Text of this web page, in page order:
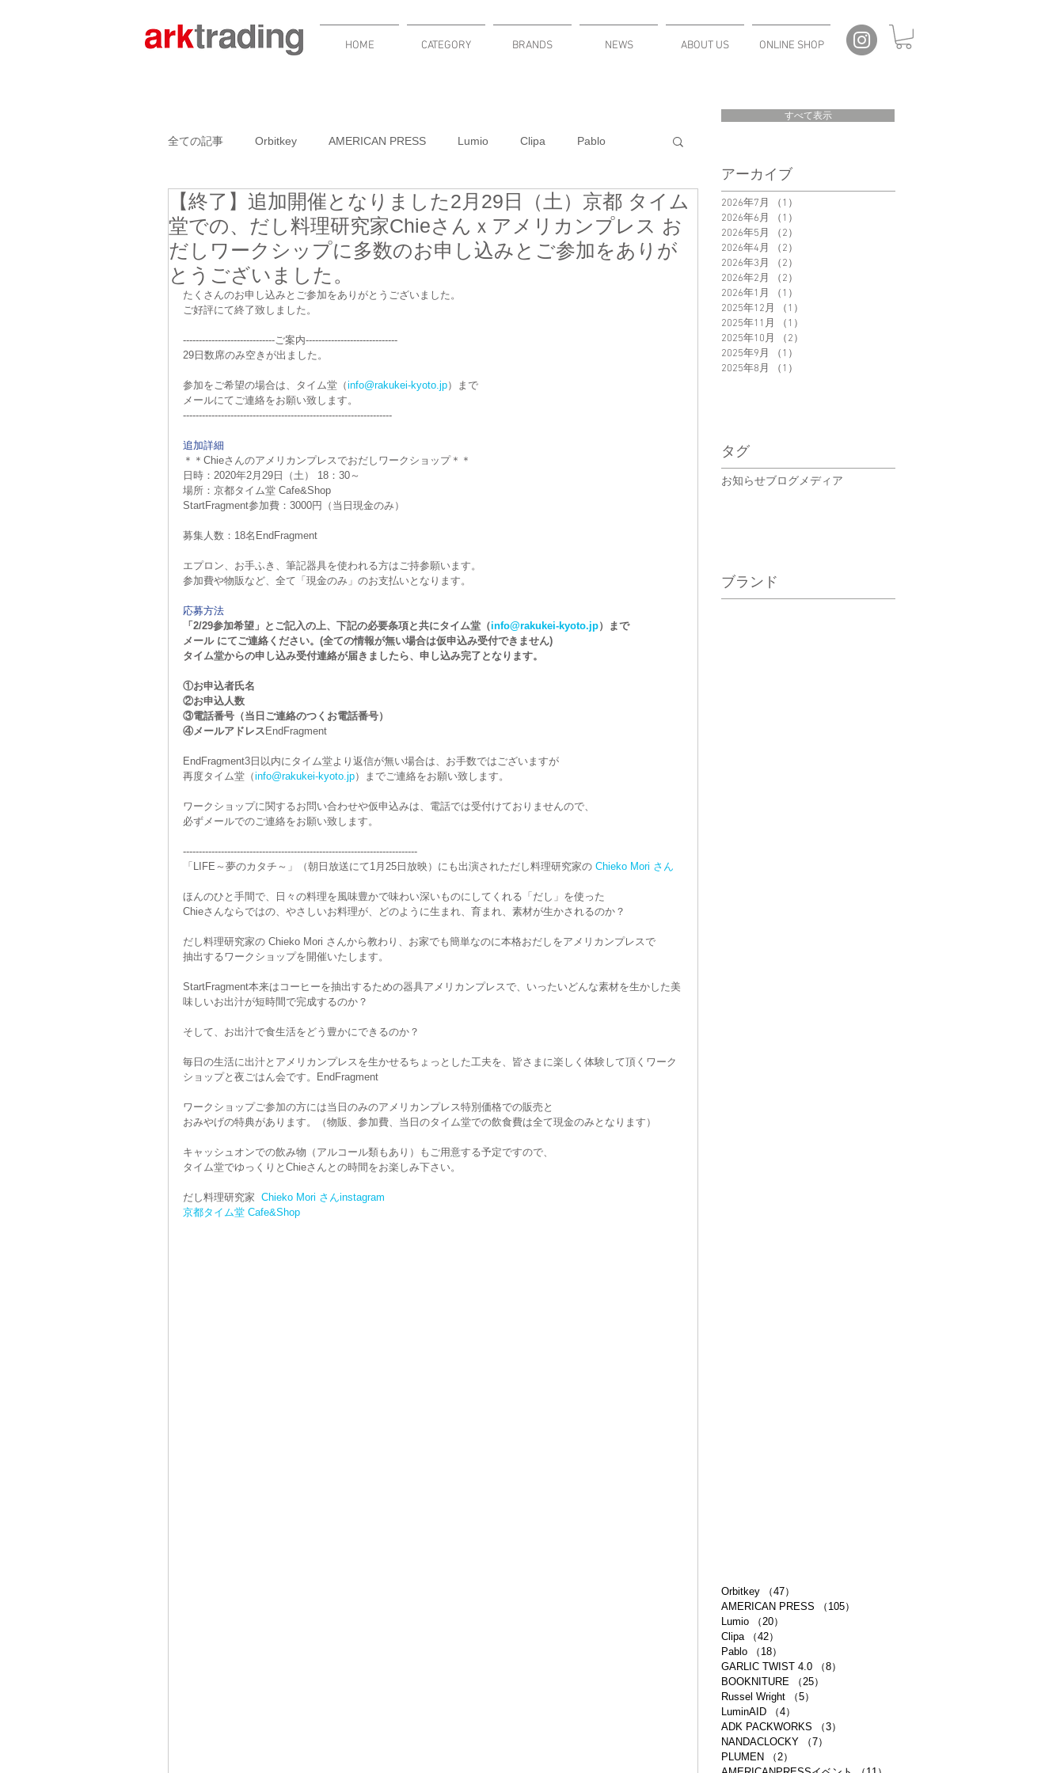
HOME CATEGORY BRANDS NEWS ABOUT US ONLINE SHOP
全ての記事 Orbitkey AMERICAN PRESS Lumio Clipa Pablo
GARLIC TWIST 4.0 BOOKNITURE Russel Wright LuminAID
ADK PACKWORKS
Twist Together Freaker イベント
【終了】追加開催となりました2月29日（土）京都 タイム
堂での、だし料理研究家Chieさんｘアメリカンプレス お
だしワークシップに多数のお申し込みとご参加をありが
とうございました。
たくさんのお申し込みとご参加をありがとうございました。
ご好評にて終了致しました。
-----------------------------ご案内-----------------------------
29日数席のみ空きが出ました。
参加をご希望の場合は、タイム堂（info@rakukei-kyoto.jp）まで
メールにてご連絡をお願い致します。
------------------------------------------------------------------
追加詳細
＊＊Chieさんのアメリカンプレスでおだしワークショップ＊＊
日時：2020年2月29日（土） 18：30～
場所：京都タイム堂 Cafe&Shop
StartFragment参加費：3000円（当日現金のみ）
募集人数：18名EndFragment
エプロン、お手ふき、筆記器具を使われる方はご持参願います。
参加費や物販など、全て「現金のみ」のお支払いとなります。
応募方法
「2/29参加希望」とご記入の上、下記の必要条項と共にタイム堂（info@rakukei-kyoto.jp）まで
メール にてご連絡ください。(全ての情報が無い場合は仮申込み受付できません)
タイム堂からの申し込み受付連絡が届きましたら、申し込み完了となります。
①お申込者氏名
②お申込人数
③電話番号（当日ご連絡のつくお電話番号）
④メールアドレス EndFragment
EndFragment3日以内にタイム堂より返信が無い場合は、お手数ではございますが
再度タイム堂（info@rakukei-kyoto.jp）までご連絡をお願い致します。
ワークショップに関するお問い合わせや仮申込みは、電話では受付けておりませんので、
必ずメールでのご連絡をお願い致します。
--------------------------------------------------------------------------
「LIFE～夢のカタチ～」（朝日放送にて1月25日放映）にも出演されただし料理研究家の Chieko Mori さん
ほんのひと手間で、日々の料理を風味豊かで味わい深いものにしてくれる「だし」を使った
Chieさんならではの、やさしいお料理が、どのように生まれ、育まれ、素材が生かされるのか？
だし料理研究家の Chieko Mori さんから教わり、お家でも簡単なのに本格おだしをアメリカンプレスで
抽出するワークショップを開催いたします。
StartFragment本来はコーヒーを抽出するための器具アメリカンプレスで、いったいどんな素材を生かした美
味しいお出汁が短時間で完成するのか？
そして、お出汁で食生活をどう豊かにできるのか？
毎日の生活に出汁とアメリカンプレスを生かせるちょっとした工夫を、皆さまに楽しく体験して頂くワーク
ショップと夜ごはん会です。EndFragment
ワークショップご参加の方には当日のみのアメリカンプレス特別価格での販売と
おみやげの特典があります。（物販、参加費、当日のタイム堂での飲食費は全て現金のみとなります）
キャッシュオンでの飲み物（アルコール類もあり）もご用意する予定ですので、
タイム堂でゆっくりとChieさんとの時間をお楽しみ下さい。
だし料理研究家 Chieko Mori さんinstagram
京都タイム堂 Cafe&Shop
すべて表示
アーカイブ
2026年7月 （1）
2026年6月
（1）
2026年5月
（2）
2026年4月
（2）
2026年3月
（2）
2026年2月
（2）
2026年1月
（1）
2025年12月
（1）
2025年11月
（1）
2025年10月
（2）
2025年9月
（1）
2025年8月
（1）
タグ
お知らせブログ メディア
ブランド
Orbitkey （47）
AMERICAN PRESS
（105）
Lumio
（20）
Clipa
（42）
Pablo
（18）
GARLIC TWIST 4.0
（8）
BOOKNITURE
（25）
Russel Wright
（5）
LuminAID
（4）
ADK PACKWORKS
（3）
NANDACLOCKY
（7）
PLUMEN
（2）